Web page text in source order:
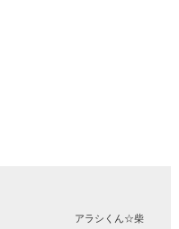
アラシくん☆柴